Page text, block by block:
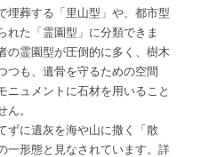
埋葬する「里山型」や、都市型
れた「霊園型」に分類できま
の霊園型が圧倒的に多く、樹木
つも、遺骨を守るための空間
ニュメントに石材を用いること
ん。
ずに遺灰を海や山に撒く「散
一形態と見なされています。詳